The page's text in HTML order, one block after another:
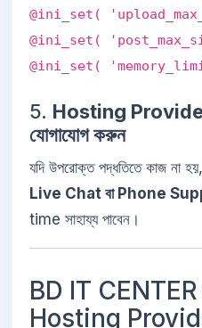
@ini_set(
@ini_set(
@ini_set(
5. Hosting
যোগাযোগ করুন
যদি উপরোক্ত পদ্ধতিতে কাজ না
Live Chat বা Phone
time সাহায্য পাবেন।
BD IT CENTER
Hosting